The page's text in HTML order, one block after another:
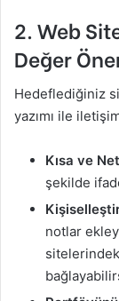
2. Web
Değer
Hedeflediğiniz
yazımı ile
Kısa ve
şekilde
notlar